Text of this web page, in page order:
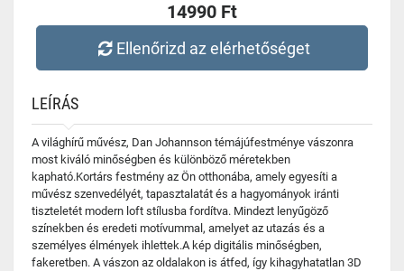
14990 Ft
Ellenőrizd az elérhetőséget
LEÍRÁS
A világhírű művész, Dan Johannson témájúfestménye vászonra
most kiváló minőségben és különböző méretekben
kapható.Kortárs festmény az Ön otthonába, amely egyesíti a
művész szenvedélyét, tapasztalatát és a hagyományok iránti
tiszteletét modern loft stílusba fordítva. Mindezt lenyűgöző
színekben és eredeti motívummal, amelyet az utazás és a
személyes élmények ihlettek.A kép digitális minőségben,
fakeretben. A vászon az oldalakon is átfed, így kihagyhatatlan 3D